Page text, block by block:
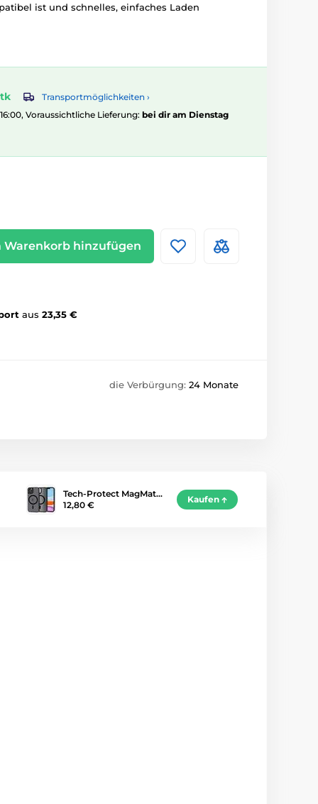
ist und schnelles, einfaches Laden
Transportmöglichkeiten ›
Voraussichtliche Lieferung: bei dir am Dienstag
Warenkorb hinzufügen
aus 23,35 €
die Verbürgung: 24 Monate
Tech-Protect MagMat…
12,80 €
Kaufen